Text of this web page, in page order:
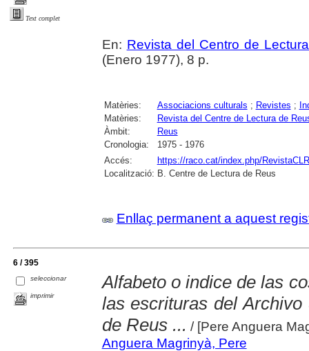
Text complet
En: Revista del Centro de
(Enero 1977), 8 p.
Matèries: Associacions culturals ; Revistes ;
Matèries:
Revista del Centre de Lectura de
Àmbit:
Reus
Cronologia:
1975 - 1976
Accés:
https://raco.cat/index.php/
Localització: B. Centre de Lectura de Reus
Enllaç permanent a aquest
6 / 395
seleccionar
imprimir
Alfabeto o indice de las
las escrituras del
de Reus ... / [Pere Anguera
Anguera Magrinyà, Pere